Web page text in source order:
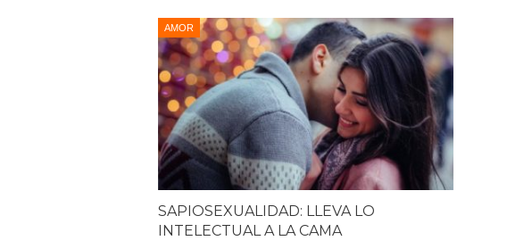
AMOR
SAPIOSEXUALIDAD: LLEVA LO
INTELECTUAL A LA CAMA